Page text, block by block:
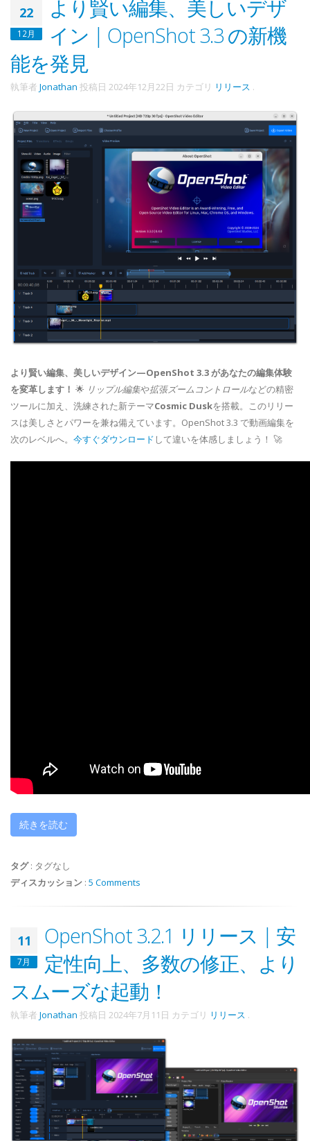
22
12月
より賢い編集、美しいデザ
イン | OpenShot 3.3 の新機
能を発見
執筆者 Jonathan 投稿日 2024年12月22日 カテゴリ リリース .
より賢い編集、美しいデザイン—OpenShot 3.3 があなたの編集体験
を変革します！ 🌟 リップル編集や拡張ズームコントロールなどの精密
ツールに加え、洗練された新テーマCosmic Duskを搭載。このリリー
スは美しさとパワーを兼ね備えています。OpenShot 3.3 で動画編集を
次のレベルへ。 今すぐダウンロード して違いを体感しましょう！ 🚀
続きを読む
タグ: タグなし
ディスカッション : 5 Comments
11
7月
OpenShot 3.2.1 リリース | 安
定性向上、多数の修正、より
スムーズな起動！
執筆者 Jonathan 投稿日 2024年7月11日 カテゴリ リリース .